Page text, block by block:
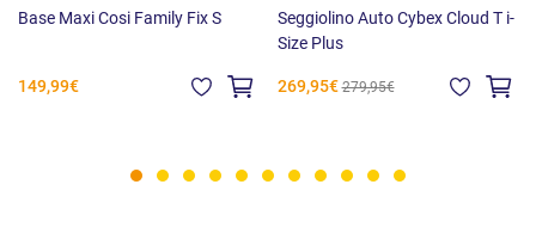
Base Maxi Cosi Family Fix S
149,99€
Seggiolino Auto Cybex Cloud T i-
Size Plus
269,95€ 279,95€